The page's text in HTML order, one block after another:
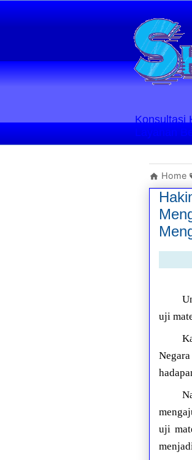
Konsultasi
Layanan
Home
uji
uji